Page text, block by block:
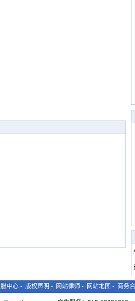
中心 - 版权声明 - 网站律师 - 网站地图 - 商务